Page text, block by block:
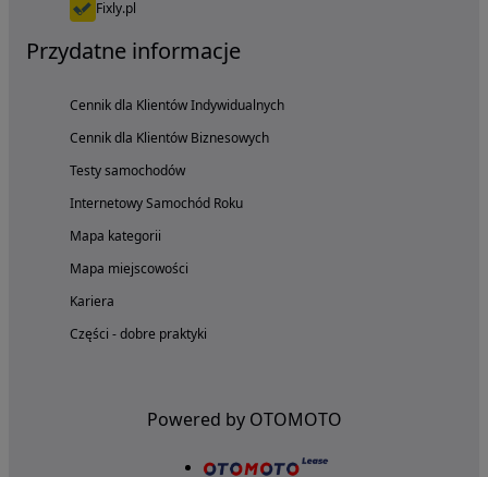
Fixly.pl
Przydatne informacje
Cennik dla Klientów Indywidualnych
Cennik dla Klientów Biznesowych
Testy samochodów
Internetowy Samochód Roku
Mapa kategorii
Mapa miejscowości
Kariera
Części - dobre praktyki
Powered by OTOMOTO